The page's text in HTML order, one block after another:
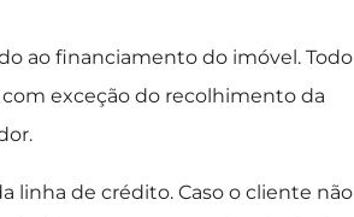
ao financiamento do imóvel. Todo
exceção do recolhimento da
linha de crédito. Caso o cliente não